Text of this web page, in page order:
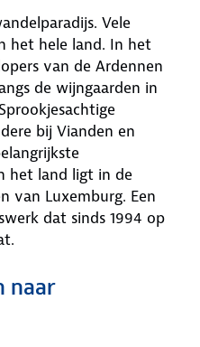
Vele
het hele land. In het
van de Ardennen
de wijngaarden in
bij Vianden en
het land ligt in de
van Luxemburg. Een
dat sinds 1994 op
naar